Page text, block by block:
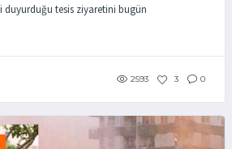
duyurduğu tesis ziyaretini bugün
2593 3 0